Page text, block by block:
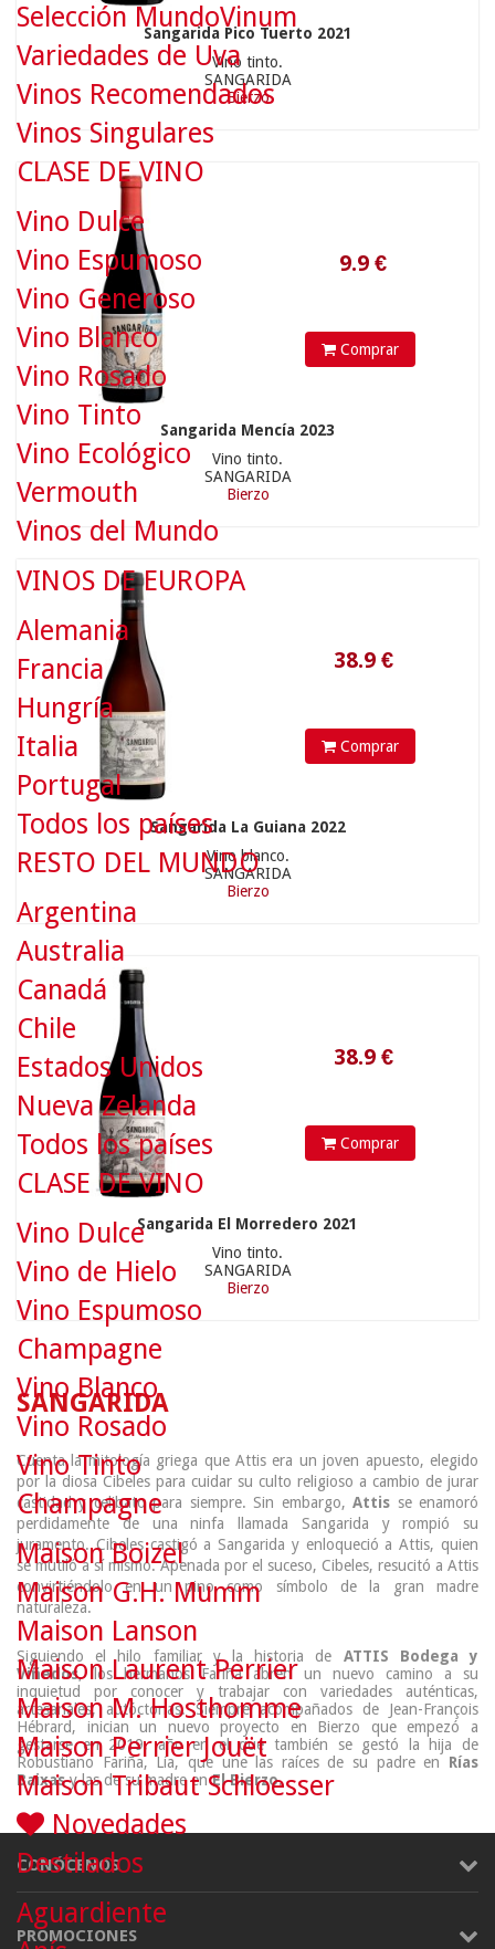
Sangarida Pico Tuerto 2021
Vino tinto.
SANGARIDA
Bierzo
Comprar
Sangarida Mencía 2023
Vino tinto.
SANGARIDA
Bierzo
Comprar
Sangarida La Guiana 2022
Vino blanco.
SANGARIDA
Bierzo
Comprar
Sangarida El Morredero 2021
Vino tinto.
SANGARIDA
Bierzo
SANGARIDA
Cuenta la mitología griega que Attis era un joven apuesto, elegido
por la diosa Cibeles para cuidar su culto religioso a cambio de jurar
castidad y celibato para siempre. Sin embargo,Attis se enamoró
perdidamente de una ninfa llamada Sangarida y rompió su
juramento. Cibeles castigó a Sangarida y enloqueció a Attis, quien
se mutiló a sí mismo. Apenada por el suceso, Cibeles, resucitó a Attis
convirtiéndolo en un pino como símbolo de la gran madre
naturaleza.
Siguiendo el hilo familiar y la historia de ATTIS Bodega y
Viñedos, los hermanos Fariña abren un nuevo camino a su
inquietud por conocer y trabajar con variedades auténticas,
artesanales, autóctonas. Siempre acompañados de Jean-François
Hébrard, inician un nuevo proyecto en Bierzo que empezó a
gestarse en 2019, año en el que también se gestó la hija de
Robustiano Fariña, Lía, que une las raíces de su padre en Rías
Baixasy las de su madre enEl Bierzo.
CONÓCENOS
PROMOCIONES
Selección MundoVinum
Variedades de Uva
Vinos Recomendados
Vinos Singulares
CLASE DE VINO
Vino Dulce
Vino Espumoso
Vino Generoso
Vino Blanco
Vino Rosado
Vino Tinto
Vino Ecológico
Vermouth
Vinos del Mundo
VINOS DE EUROPA
Alemania
Francia
Hungría
Italia
Portugal
Todos los países
RESTO DEL MUNDO
Argentina
Australia
Canadá
Chile
Estados Unidos
Nueva Zelanda
Todos los países
CLASE DE VINO
Vino Dulce
Vino de Hielo
Vino Espumoso
Champagne
Vino Blanco
Vino Rosado
Vino Tinto
Champagne
Maison Boizel
Maison G.H. Mumm
Maison Lanson
Maison Laurent Perrier
Maison M. Hosthomme
Maison Perrier Jouët
Maison Tribaut Schloesser
Novedades
Destilados
Aguardiente